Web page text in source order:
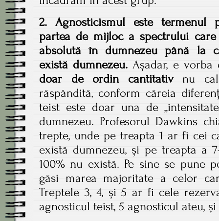
2. Agnosticismul este termenul
partea de mijloc a spectrului
absolută în dumnezeu până la
există dumnezeu. Așadar, e
doar de ordin cantitativnu
răspândită, conform căreia
teist este doar una de
dumnezeu. Profesorul Dawkins
trepte, unde pe treapta 1 ar fi cei
există dumnezeu, și pe treapta a
100% nu există. Pe sine se pune
găsi marea majoritate a celor
Treptele 3, 4, și 5 ar fi cele
agnosticul teist, 5 agnosticul ateu,